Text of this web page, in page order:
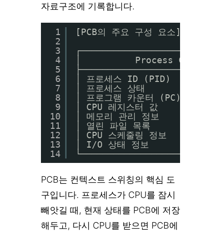
자료구조에 기록합니다.
1
2
3
4
5
6
7
8
9
10
11
12
13
14
[PCB의 주요 구성 요소]
│          Process
│ 프로세스 ID (PID)      :
│ 프로세스 상태          :
│ 프로그램 카운터 (PC)   :
│ CPU 레지스터 값
│ 메모리 관리 정보       :
│ 열린 파일 목록         :
│ CPU 스케줄링 정보
│ I/O 상태 정보
PCB는 컨텍스트 스위칭의 핵심 도
구입니다. 프로세스가 CPU를 잠시
빼앗길 때, 현재 상태를 PCB에 저장
해두고, 다시 CPU를 받으면 PCB에